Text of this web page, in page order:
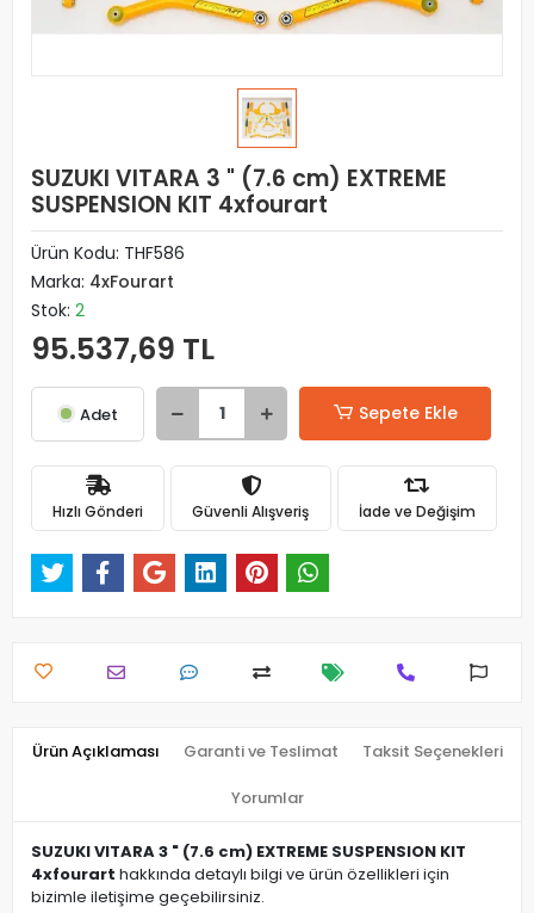
SUZUKI VITARA 3 " (7.6 cm) EXTREME
SUSPENSION KIT 4xfourart
Ürün Kodu: THF586
Marka: 4xFourart
Stok: 2
95.537,69 TL
Adet Sepete Ekle
Hızlı Gönderi Güvenli Alışveriş İade ve Değişim
Ürün Açıklaması Garanti ve Teslimat Taksit Seçenekleri
Yorumlar
SUZUKI VITARA 3 " (7.6 cm) EXTREME SUSPENSION KIT
4xfourart hakkında detaylı bilgi ve ürün özellikleri için
bizimle iletişime geçebilirsiniz.